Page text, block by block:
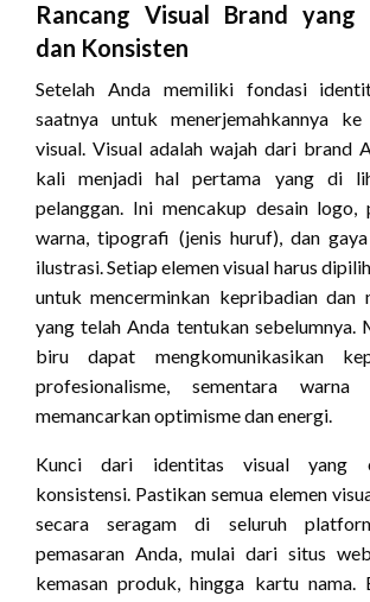
Rancang Visual Brand yang
dan Konsisten
Setelah Anda memiliki fondasi
saatnya untuk menerjemahkannya
visual. Visual adalah wajah dari brand
kali menjadi hal pertama yang di
pelanggan. Ini mencakup desain logo,
warna, tipografi (jenis huruf), dan
ilustrasi. Setiap elemen visual harus
untuk mencerminkan kepribadian dan
yang telah Anda tentukan sebelumnya.
biru dapat mengkomunikasikan
profesionalisme, sementara
memancarkan optimisme dan energi.
Kunci dari identitas visual yang
konsistensi. Pastikan semua elemen
secara seragam di seluruh
pemasaran Anda, mulai dari situs
kemasan produk, hingga kartu nama.